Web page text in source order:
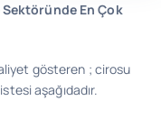
Sektöründe En Çok
gösteren ; cirosu
aşağıdadır.